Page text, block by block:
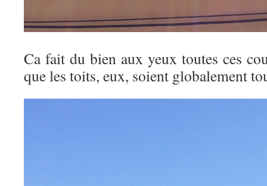
Ca fait du bien aux yeux toutes ces
que les toits, eux, soient globalement